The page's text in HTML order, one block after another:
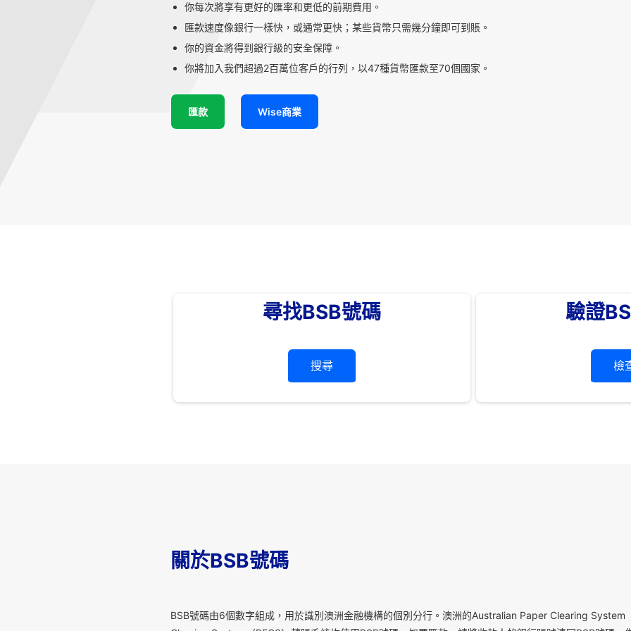
你每次將享有更好的匯率和更低的前期費用。
匯款速度像銀行一樣快，或通常更快；某些貨幣只需幾分鐘即可到賬。
你的資金將得到銀行級的安全保障。
你將加入我們超過2百萬位客戶的行列，以47種貨幣匯款至70個國家。
匯款 Wise商業
尋找BSB號碼
搜尋
驗證
檢
關於BSB號碼
BSB號碼由6個數字組成，用於識別澳洲金融機構的個別分行。澳洲的Australian Paper Clearing System